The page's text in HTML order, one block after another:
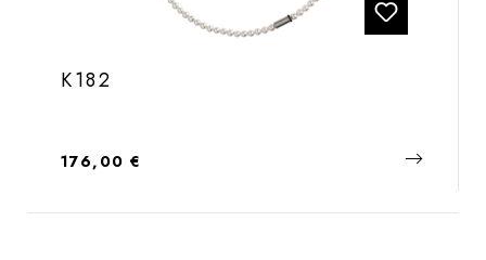
K182
Regulärer Preis:
176,00 €